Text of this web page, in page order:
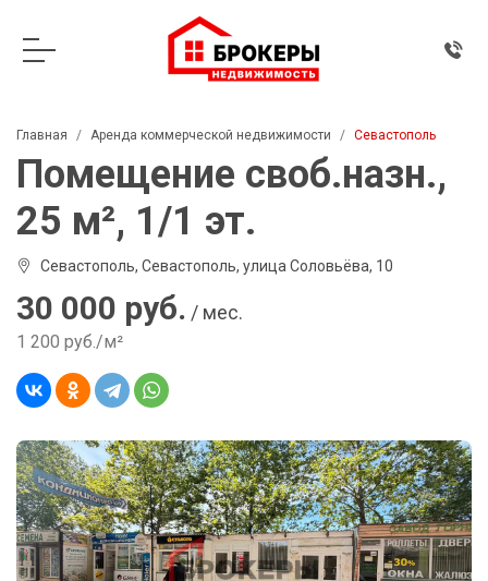
Главная Аренда коммерческой недвижимости Севастополь
Помещение своб.назн.,
25 м², 1/1 эт.
Севастополь, Севастополь, улица Соловьёва, 10
30 000 руб. / мес.
1 200 руб./м²